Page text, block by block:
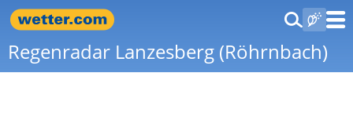
Regenradar Lanzesberg (Röhrnbach)